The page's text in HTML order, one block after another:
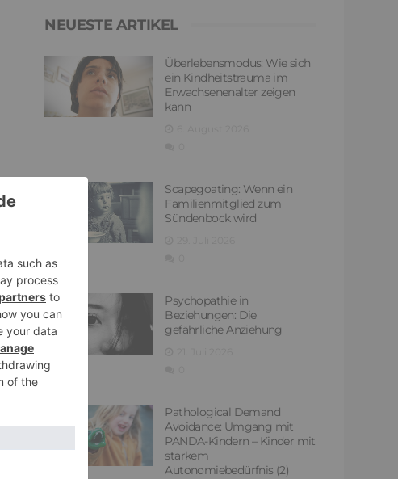
NEUESTE ARTIKEL
Überlebensmodus: Wie sich
ein Kindheitstrauma im
Erwachsenenalter zeigen
kann
Scapegoating: Wenn ein
Familienmitglied zum
Sündenbock wird
Psychopathie in
Beziehungen: Die
gefährliche Anziehung
Pathological Demand
Avoidance: Umgang mit
PANDA-Kindern – Kinder mit
starkem
Autonomiebedürfnis (2)